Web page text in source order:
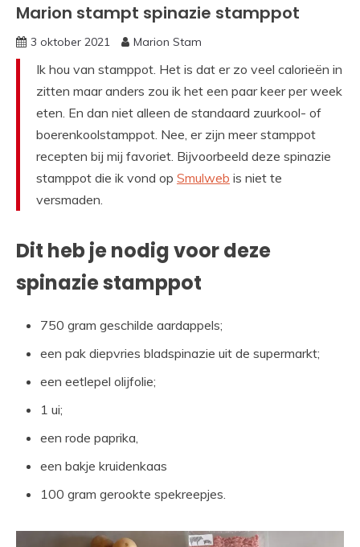
Marion stampt spinazie stamppot
3 oktober 2021 Marion Stam
Ik hou van stamppot. Het is dat er zo veel calorieën in
zitten maar anders zou ik het een paar keer per week
eten. En dan niet alleen de standaard zuurkool- of
boerenkoolstamppot. Nee, er zijn meer stamppot
recepten bij mij favoriet. Bijvoorbeeld deze spinazie
stamppot die ik vond op Smulweb is niet te
versmaden.
Dit heb je nodig voor deze
spinazie stamppot
750 gram geschilde aardappels;
een pak diepvries bladspinazie uit de supermarkt;
een eetlepel olijfolie;
1 ui;
een rode paprika,
een bakje kruidenkaas
100 gram gerookte spekreepjes.